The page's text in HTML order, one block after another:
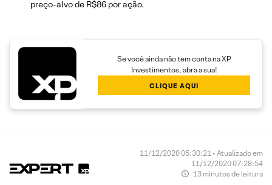
preço-alvo de R$86 por ação.
Se você ainda não tem conta na XP
Investimentos, abra a sua!
CLIQUE AQUI
11/12/2020 05:30:21 • Atualizado em
11/12/2020 07:28:54
13 minutos de leitura